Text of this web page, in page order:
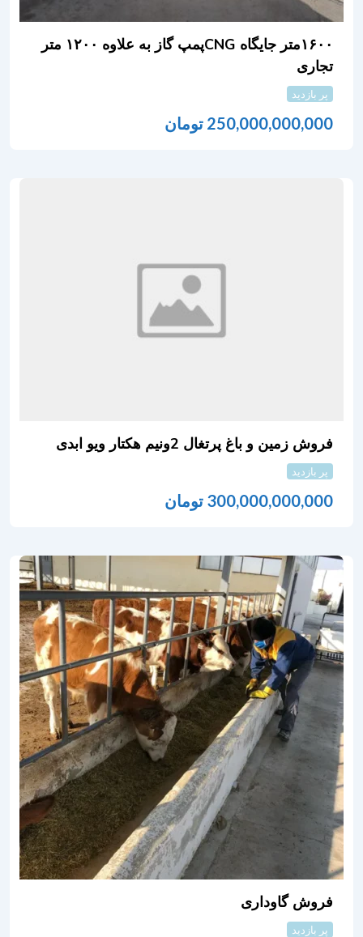
۱۶۰۰متر جایگاه CNGپمپ گاز به علاوه ۱۲۰۰ متر
تجاری
پر بازدید
250,000,000,000 تومان
فروش زمین و باغ پرتغال 2ونیم هکتار ویو ابدی
پر بازدید
300,000,000,000 تومان
فروش گاوداری
پر بازدید